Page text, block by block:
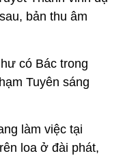
bản thu âm
có Bác trong
Tuyên sáng
làm việc tại
loa ở đài phát,